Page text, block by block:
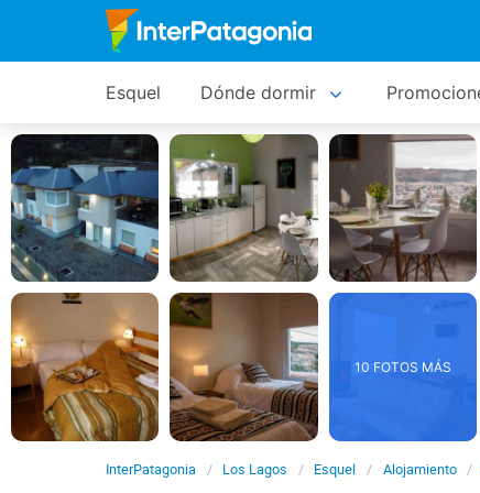
Esquel Dónde dormir
10 FOTOS MÁS
InterPatagonia Los Lagos Esquel Alojamiento